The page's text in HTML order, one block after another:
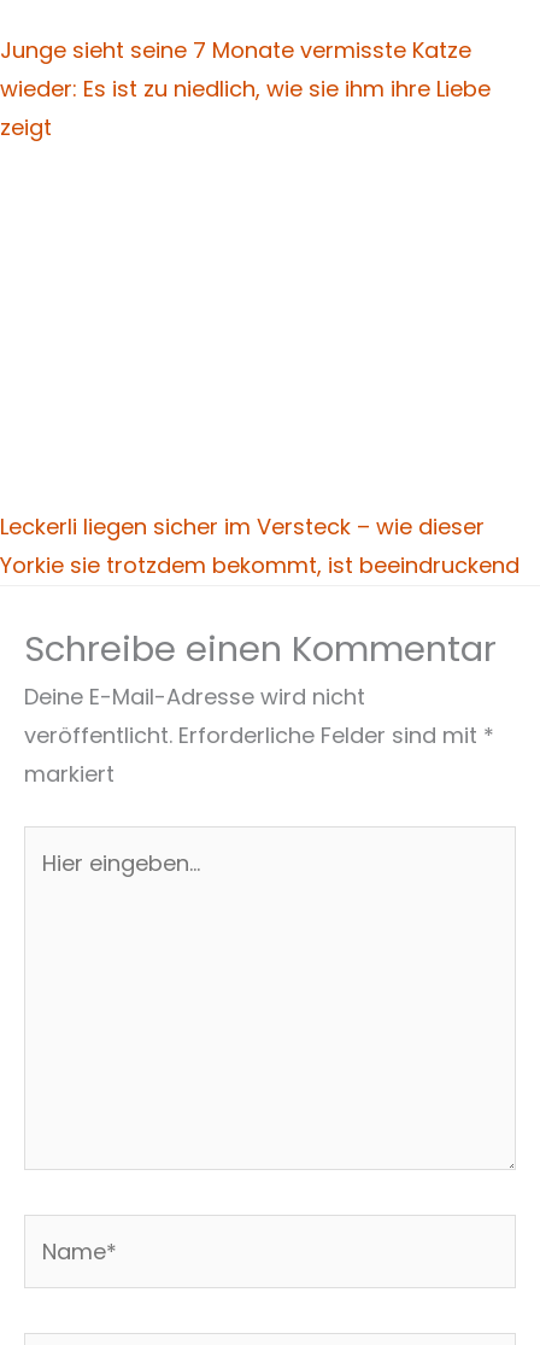
Junge sieht seine 7 Monate vermisste Katze
wieder: Es ist zu niedlich, wie sie ihm ihre Liebe
zeigt
Leckerli liegen sicher im Versteck – wie dieser
Yorkie sie trotzdem bekommt, ist beeindruckend
Schreibe einen Kommentar
Deine E-Mail-Adresse wird nicht
veröffentlicht. Erforderliche Felder sind mit *
markiert
eingeben…